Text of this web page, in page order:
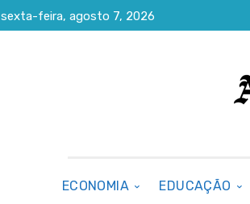
sexta-feira, agosto 7, 2026
ECONOMIA EDUCAÇÃO